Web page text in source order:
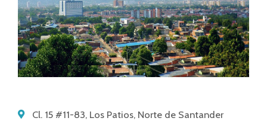
Cl. 15 #11-83, Los Patios, Norte de Santander